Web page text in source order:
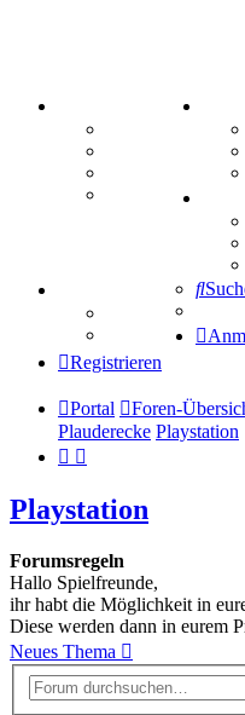
Mastodon
Tipprunde
Comunio
Registrieren
Portal Foren-
Plauderecke Playstation
Playstation
Forumsregeln
Hallo Spielfreunde,
ihr habt die Möglichkeit in
Diese werden dann in eurem
Neues Thema